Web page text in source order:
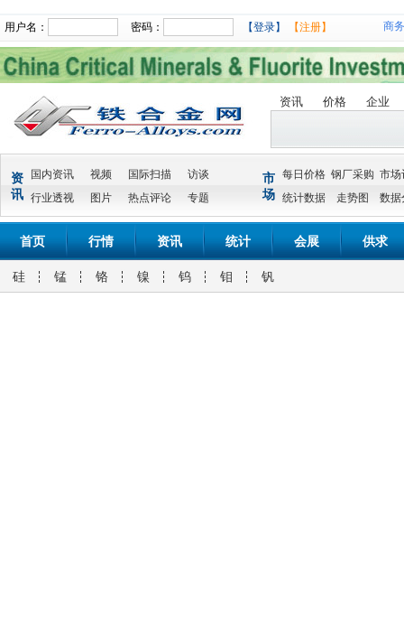
用户名： 密码： 【登录】 【注册】 商
资讯 价格 企业
资
讯
国内资讯 视频 国际扫描
访谈
行业透视
图片 热点评论 专题
市
场
每日价格 钢厂采购 市场
统计数据
走势图 数据
首页 行情 资讯 统计 会展 供求
硅 锰 铬 镍 钨 钼 钒